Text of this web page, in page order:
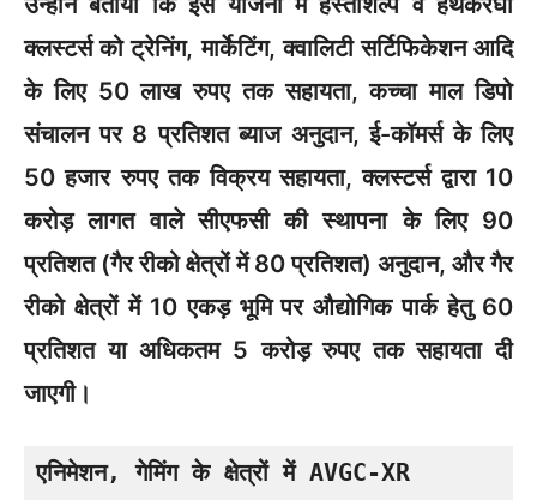
क्लस्टर्स को ट्रेनिंग, मार्केटिंग, क्वालिटी सर्टिफिकेशन आदि
के लिए 50 लाख रुपए तक सहायता, कच्चा माल डिपो
संचालन पर 8 प्रतिशत ब्याज अनुदान, ई-कॉमर्स के लिए
50 हजार रुपए तक विक्रय सहायता, क्लस्टर्स द्वारा 10
करोड़ लागत वाले सीएफसी की स्थापना के लिए 90
प्रतिशत (गैर रीको क्षेत्रों में 80 प्रतिशत) अनुदान, और गैर
रीको क्षेत्रों में 10 एकड़ भूमि पर औद्योगिक पार्क हेतु 60
प्रतिशत या अधिकतम 5 करोड़ रुपए तक सहायता दी
जाएगी।
एनिमेशन, गेमिंग के क्षेत्रों में AVGC-XR